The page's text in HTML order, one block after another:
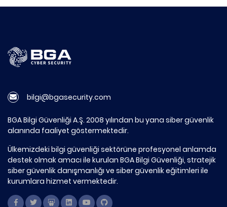
bilgi@bgasecurity.com
BGA Bilgi Güvenliği A.Ş. 2008 yılından bu yana siber güvenlik
alanında faaliyet göstermektedir.
Ülkemizdeki bilgi güvenliği sektörüne profesyonel anlamda
destek olmak amacı ile kurulan BGA Bilgi Güvenliği, stratejik
siber güvenlik danışmanlığı ve siber güvenlik eğitimleri ile
kurumlara hizmet vermektedir.